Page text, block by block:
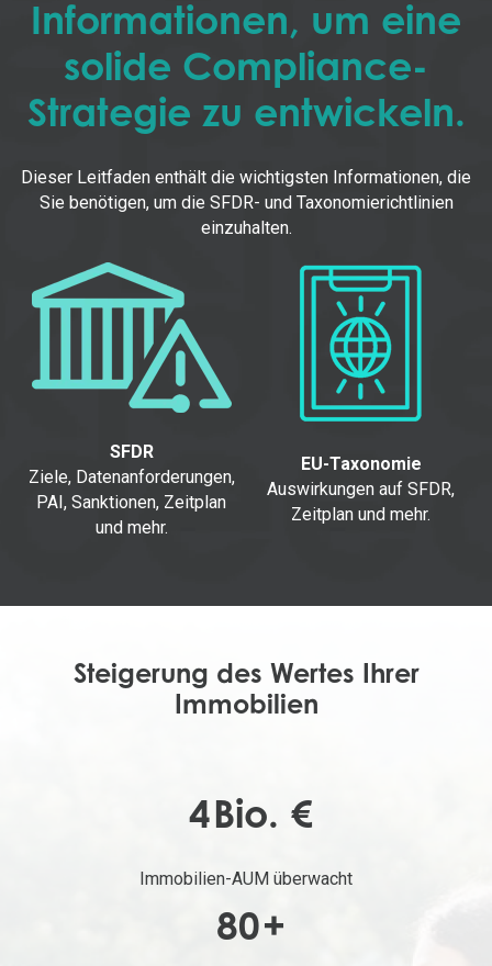
Informationen, um eine
solide Compliance-
Strategie zu entwickeln.
Dieser Leitfaden enthält die wichtigsten Informationen, die
Sie benötigen, um die SFDR- und Taxonomierichtlinien
einzuhalten.
SFDR
Ziele, Datenanforderungen,
PAI, Sanktionen, Zeitplan
und mehr.
EU-Taxonomie
Auswirkungen auf SFDR,
Zeitplan und mehr.
Steigerung des Wertes Ihrer
Immobilien
4Bio. €
Immobilien-AUM überwacht
80+